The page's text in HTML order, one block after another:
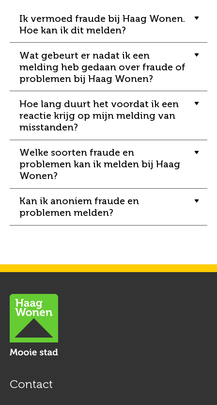
Ik vermoed fraude bij Haag Wonen.
Hoe kan ik dit melden?
Wat gebeurt er nadat ik een
melding heb gedaan over fraude of
problemen bij Haag Wonen?
Hoe lang duurt het voordat ik een
reactie krijg op mijn melding van
misstanden?
Welke soorten fraude en
problemen kan ik melden bij Haag
Wonen?
Kan ik anoniem fraude en
problemen melden?
Contactinformatie
Contact